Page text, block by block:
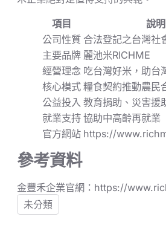
項目
說明
公司性質 合法登記之台灣社
主要品牌 麗池米RICHME
經營理念 吃台灣好米，助台
核心模式 糧食契約推動農民
公益投入 教育捐助、災害援
就業支持 協助中高齡再就業
官方網站 https://
參考資料
金豐禾企業官網：https://
未分類